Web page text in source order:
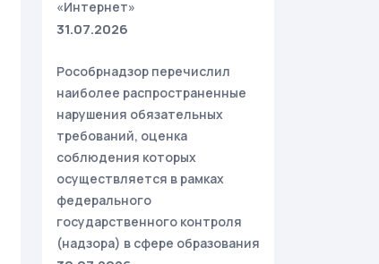
«Интернет»
31.07.2026
Рособрнадзор перечислил
наиболее распространенные
нарушения обязательных
требований, оценка
соблюдения которых
осуществляется в рамках
федерального
государственного контроля
(надзора) в сфере образования